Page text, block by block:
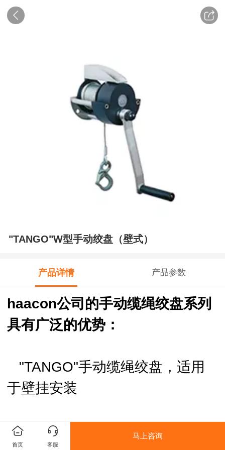
"TANGO"W型手动绞盘（壁式）
产品详情 产品参数
haacon公司的手动缆绳绞盘系列
具有广泛的优势：
"TANGO"手动缆绳绞盘，适用
于壁挂安装
承重分别为300公斤和500公
首页 客服
马上咨询